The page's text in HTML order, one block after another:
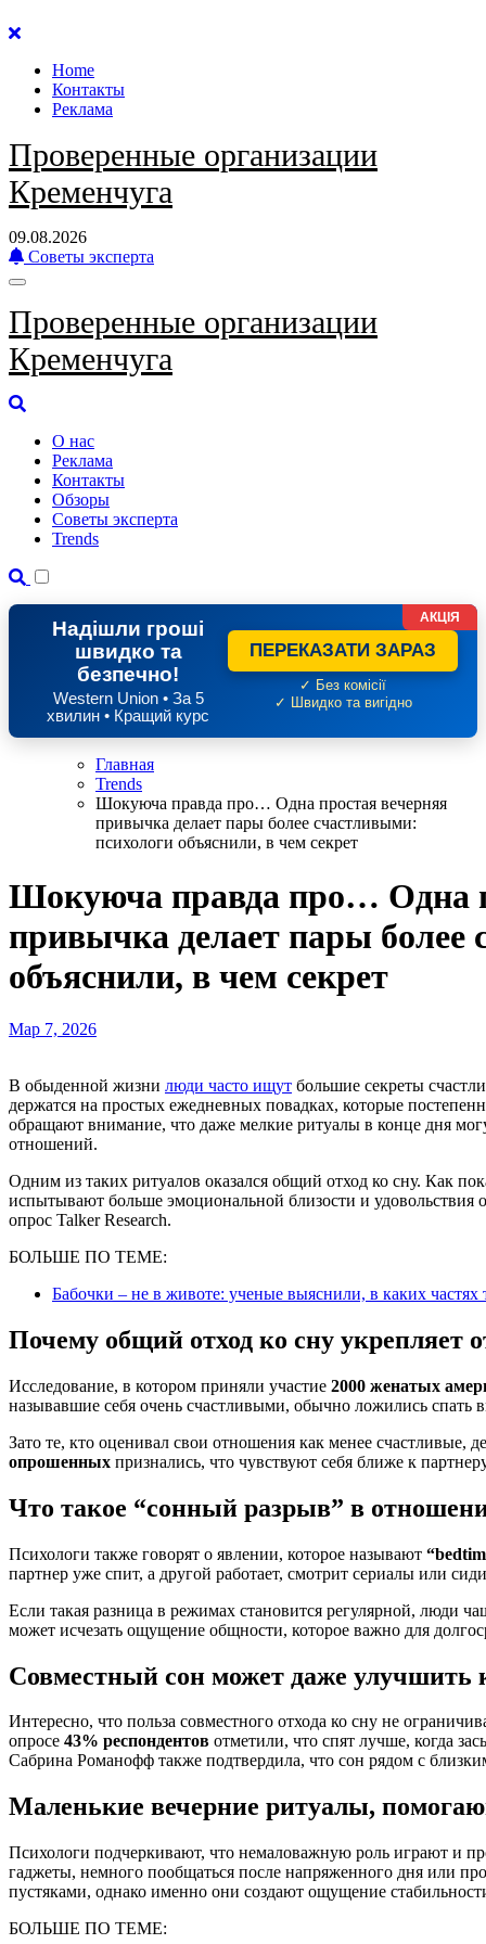
Перейти
содержанию
Home
Контакты
Реклама
Проверенные организации
Кременчуга
09.08.2026
Советы эксперта
Проверенные организации
Кременчуга
О нас
Реклама
Контакты
Обзоры
Советы эксперта
Trends
Надішли гроші
швидко та
безпечно!
Western Union • За 5
хвилин • Кращий курс
ПЕРЕКАЗАТИ ЗАРАЗ
✓ Без комісії
✓ Швидко та вигідно
АКЦІЯ
Главная
Trends
Шокуюча правда про… Одна простая вечерняя
привычка делает пары более счастливыми:
психологи объяснили, в чем секрет
Шокуюча правда про… Одна
привычка делает пары более
объяснили, в чем секрет
Мар 7, 2026
В обыденной жизни люди часто ищут большие секреты
держатся на простых ежедневных повадках, которые
обращают внимание, что даже мелкие ритуалы в конце дня
отношений.
Одним из таких ритуалов оказался общий отход ко сну. Как
испытывают больше эмоциональной близости и
опрос Talker Research.
БОЛЬШЕ ПО ТЕМЕ:
Бабочки – не в животе: ученые выяснили, в каких
Почему общий отход ко сну укрепляет
Исследование, в котором приняли участие 2000 женатых
называвшие себя очень счастливыми, обычно ложились спать
Зато те, кто оценивал свои отношения как менее счастливые,
опрошенных признались, что чувствуют себя ближе к
Что такое “сонный разрыв” в
Психологи также говорят о явлении, которое называют
партнер уже спит, а другой работает, смотрит сериалы или
Если такая разница в режимах становится регулярной,
может исчезать ощущение общности, которое важно для
Совместный сон может даже улучшить
Интересно, что польза совместного отхода ко сну не
опросе 43% респондентов отметили, что спят лучше, когда
Сабрина Романофф также подтвердила, что сон рядом с
Маленькие вечерние ритуалы,
Психологи подчеркивают, что немаловажную роль играют и
гаджеты, немного пообщаться после напряженного дня или
пустяками, однако именно они создают ощущение
БОЛЬШЕ ПО ТЕМЕ: